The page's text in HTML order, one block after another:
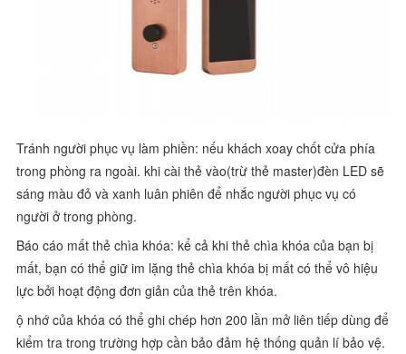
Tránh người phục vụ làm phiền: nếu khách xoay chốt cửa phía
trong phòng ra ngoài. khi cài thẻ vào(trừ thẻ master)đèn LED sẽ
sáng màu đỏ và xanh luân phiên để nhắc người phục vụ có
người ở trong phòng.
Báo cáo mất thẻ chìa khóa: kể cả khi thẻ chìa khóa của bạn bị
mất, bạn có thể giữ im lặng thẻ chìa khóa bị mất có thể vô hiệu
lực bởi hoạt động đơn giản của thẻ trên khóa.
ộ nhớ của khóa có thể ghi chép hơn 200 lần mở liên tiếp dùng để
kiểm tra trong trường hợp cần bảo đảm hệ thống quản lí bảo vệ.